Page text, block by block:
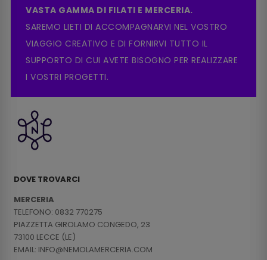
VASTA GAMMA DI FILATI E MERCERIA.
SAREMO LIETI DI ACCOMPAGNARVI NEL VOSTRO
VIAGGIO CREATIVO E DI FORNIRVI TUTTO IL
SUPPORTO DI CUI AVETE BISOGNO PER REALIZZARE
I VOSTRI PROGETTI.
DOVE TROVARCI
MERCERIA
TELEFONO: 0832 770275
PIAZZETTA GIROLAMO CONGEDO, 23
73100 LECCE (LE)
EMAIL: INFO@NEMOLAMERCERIA.COM